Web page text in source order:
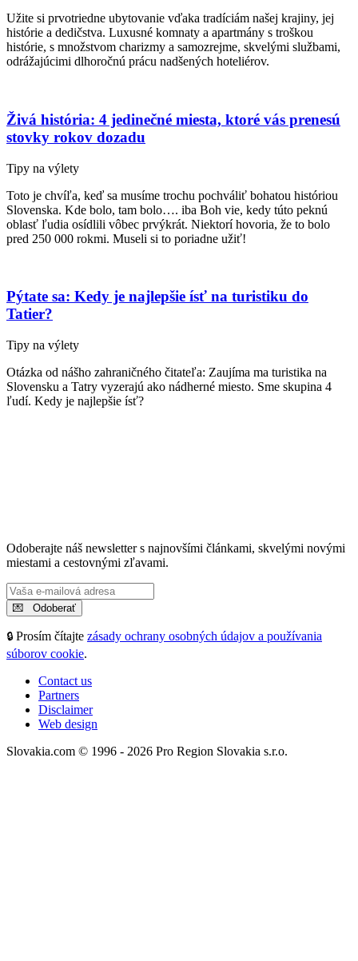
Užite si prvotriedne ubytovanie vďaka tradíciám našej krajiny, jej
histórie a dedičstva. Luxusné komnaty a apartmány s troškou
histórie, s množstvom charizmy a samozrejme, skvelými službami,
odrážajúcimi dlhoročnú prácu nadšených hoteliérov.
Živá história: 4 jedinečné miesta, ktoré vás prenesú
stovky rokov dozadu
Tipy na výlety
Toto je chvíľa, keď sa musíme trochu pochváliť bohatou históriou
Slovenska. Kde bolo, tam bolo…. iba Boh vie, kedy túto peknú
oblasť ľudia osídlili vôbec prvýkrát. Niektorí hovoria, že to bolo
pred 250 000 rokmi. Museli si to poriadne užiť!
Pýtate sa: Kedy je najlepšie ísť na turistiku do
Tatier?
Tipy na výlety
Otázka od nášho zahraničného čitateľa: Zaujíma ma turistika na
Slovensku a Tatry vyzerajú ako nádherné miesto. Sme skupina 4
ľudí. Kedy je najlepšie ísť?
Odoberajte náš newsletter s najnovšími článkami, skvelými novými
miestami a cestovnými zľavami.
🔒 Prosím čítajte zásady ochrany osobných údajov a používania
súborov cookie.
Contact us
Partners
Disclaimer
Web design
Slovakia.com © 1996 - 2026 Pro Region Slovakia s.r.o.